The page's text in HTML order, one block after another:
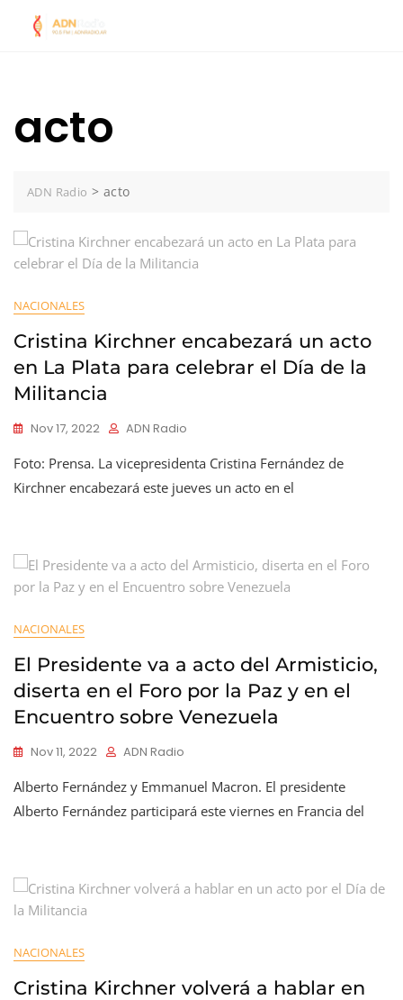
acto
ADN Radio > acto
NACIONALES
Cristina Kirchner encabezará un acto
en La Plata para celebrar el Día de la
Militancia
Nov 17, 2022 ADN Radio
Foto: Prensa. La vicepresidenta Cristina Fernández de
Kirchner encabezará este jueves un acto en el
NACIONALES
El Presidente va a acto del Armisticio,
diserta en el Foro por la Paz y en el
Encuentro sobre Venezuela
Nov 11, 2022 ADN Radio
Alberto Fernández y Emmanuel Macron. El presidente
Alberto Fernández participará este viernes en Francia del
NACIONALES
Cristina Kirchner volverá a hablar en